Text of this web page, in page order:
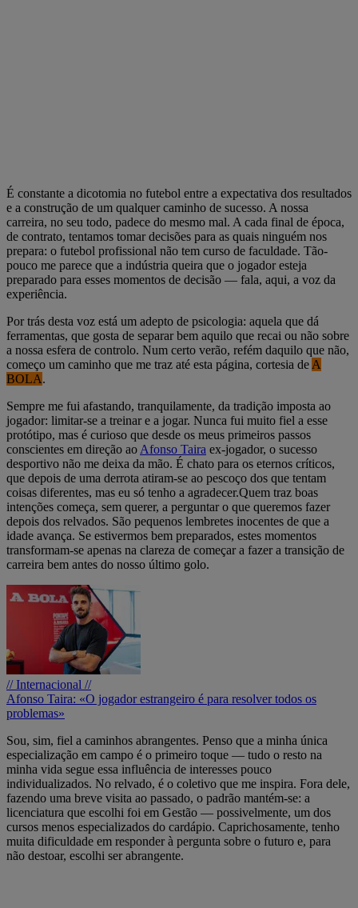
É constante a dicotomia no futebol entre a expectativa dos resultados
e a construção de um qualquer caminho de sucesso. A nossa
carreira, no seu todo, padece do mesmo mal. A cada final de época,
de contrato, tentamos tomar decisões para as quais ninguém nos
prepara: o futebol profissional não tem curso de faculdade. Tão-
pouco me parece que a indústria queira que o jogador esteja
preparado para esses momentos de decisão — fala, aqui, a voz da
experiência.
Por trás desta voz está um adepto de psicologia: aquela que dá
ferramentas, que gosta de separar bem aquilo que recai ou não sobre
a nossa esfera de controlo. Num certo verão, refém daquilo que não,
começo um caminho que me traz até esta página, cortesia de A
BOLA.
Sempre me fui afastando, tranquilamente, da tradição imposta ao
jogador: limitar-se a treinar e a jogar. Nunca fui muito fiel a esse
protótipo, mas é curioso que desde os meus primeiros passos
conscientes em direção ao Afonso Taira ex-jogador, o sucesso
desportivo não me deixa da mão. É chato para os eternos críticos,
que depois de uma derrota atiram-se ao pescoço dos que tentam
coisas diferentes, mas eu só tenho a agradecer.Quem traz boas
intenções começa, sem querer, a perguntar o que queremos fazer
depois dos relvados. São pequenos lembretes inocentes de que a
idade avança. Se estivermos bem preparados, estes momentos
transformam-se apenas na clareza de começar a fazer a transição de
carreira bem antes do nosso último golo.
// Internacional //
Afonso Taira: «O jogador estrangeiro é para resolver todos os
problemas»
Sou, sim, fiel a caminhos abrangentes. Penso que a minha única
especialização em campo é o primeiro toque — tudo o resto na
minha vida segue essa influência de interesses pouco
individualizados. No relvado, é o coletivo que me inspira. Fora dele,
fazendo uma breve visita ao passado, o padrão mantém-se: a
licenciatura que escolhi foi em Gestão — possivelmente, um dos
cursos menos especializados do cardápio. Caprichosamente, tenho
muita dificuldade em responder à pergunta sobre o futuro e, para
não destoar, escolhi ser abrangente.